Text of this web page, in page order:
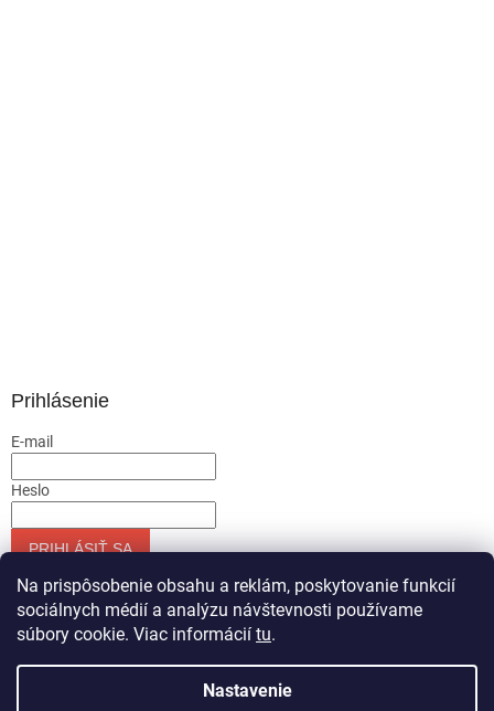
Na prispôsobenie obsahu a reklám, poskytovanie funkcií
sociálnych médií a analýzu návštevnosti používame
súbory cookie. Viac informácií tu.
Nastavenie
Prihlásenie
E-mail
Heslo
PRIHLÁSIŤ SA
Nová registráciaZabudnuté heslo